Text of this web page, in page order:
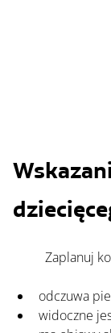
Zaplanuj
odczuwa
widoczne